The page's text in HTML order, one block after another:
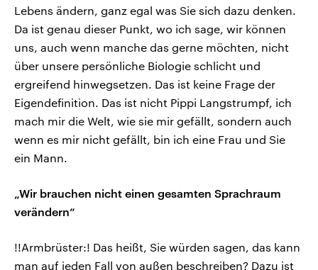
Lebens ändern, ganz egal was Sie sich dazu denken.
Da ist genau dieser Punkt, wo ich sage, wir können
uns, auch wenn manche das gerne möchten, nicht
über unsere persönliche Biologie schlicht und
ergreifend hinwegsetzen. Das ist keine Frage der
Eigendefinition. Das ist nicht Pippi Langstrumpf, ich
mach mir die Welt, wie sie mir gefällt, sondern auch
wenn es mir nicht gefällt, bin ich eine Frau und Sie
ein Mann.
„Wir brauchen nicht einen gesamten Sprachraum
verändern“
!!Armbrüster:! Das heißt, Sie würden sagen, das kann
man auf jeden Fall von außen beschreiben? Dazu ist